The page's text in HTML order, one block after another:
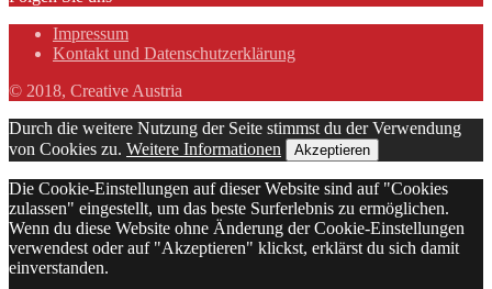
Impressum
Kontakt und Datenschutzerklärung
© 2018, Creative Austria
Durch die weitere Nutzung der Seite stimmst du der Verwendung
von Cookies zu. Weitere Informationen Akzeptieren
Die Cookie-Einstellungen auf dieser Website sind auf "Cookies
zulassen" eingestellt, um das beste Surferlebnis zu ermöglichen.
Wenn du diese Website ohne Änderung der Cookie-Einstellungen
verwendest oder auf "Akzeptieren" klickst, erklärst du sich damit
einverstanden.